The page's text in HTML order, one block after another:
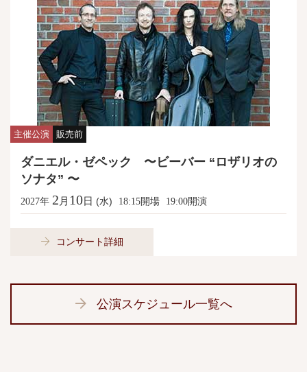
主催公演 販売前
ダニエル・ゼペック 〜ビーバー “ロザリオの
ソナタ” 〜
2027年 2 月 10日 (水) 18:15開場 19:00開演
コンサート詳細
公演スケジュール一覧へ